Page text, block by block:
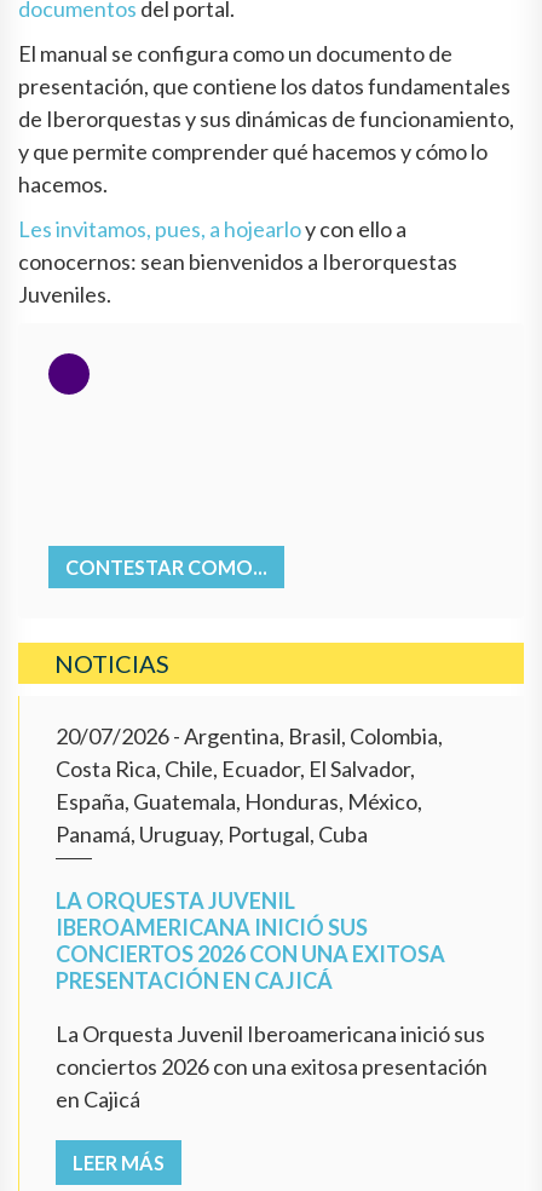
documentos del portal.
El manual se configura como un documento de
presentación, que contiene los datos fundamentales
de Iberorquestas y sus dinámicas de funcionamiento,
y que permite comprender qué hacemos y cómo lo
hacemos.
Les invitamos, pues, a hojearloy con ello a
conocernos: sean bienvenidos a Iberorquestas
Juveniles.
CONTESTAR COMO...
NOTICIAS
20/07/2026- Argentina, Brasil, Colombia,
Costa Rica, Chile, Ecuador, El Salvador,
España, Guatemala, Honduras, México,
Panamá, Uruguay, Portugal, Cuba
LA ORQUESTA JUVENIL
IBEROAMERICANA INICIÓ SUS
CONCIERTOS 2026 CON UNA EXITOSA
PRESENTACIÓN EN CAJICÁ
La Orquesta Juvenil Iberoamericana inició sus
conciertos 2026 con una exitosa presentación
en Cajicá
LEER MÁS